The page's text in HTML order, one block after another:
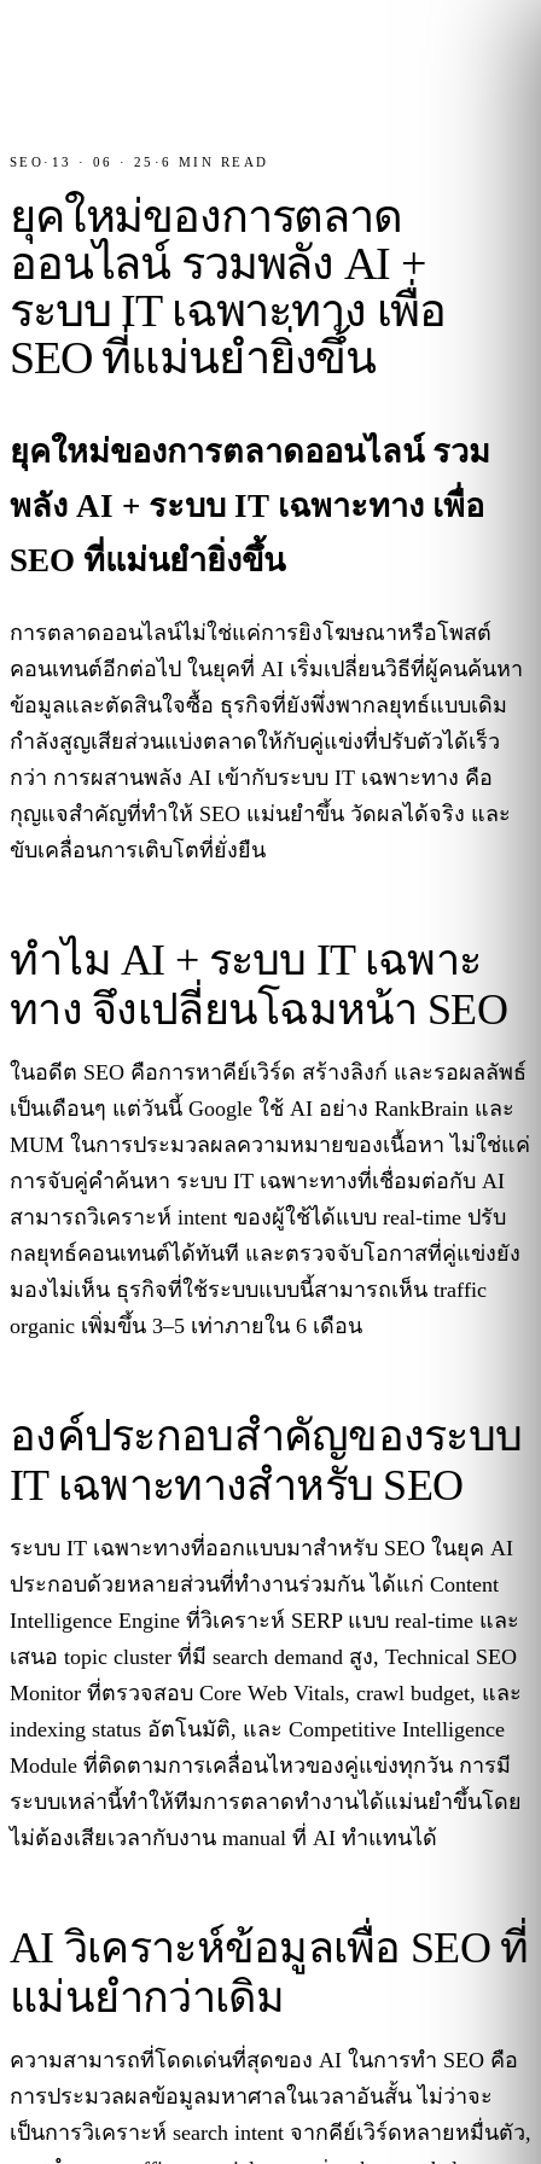
SEO · 13 · 06 · 25 ·6 MIN READ
ยุคใหม่ของการตลาด
ออนไลน์ รวมพลัง AI +
ระบบ IT เฉพาะทาง เพื่อ
SEO ที่แม่นยำยิ่งขึ้น
ยุคใหม่ของการตลาดออนไลน์ รวม
พลัง AI + ระบบ IT เฉพาะทาง เพื่อ
SEO ที่แม่นยำยิ่งขึ้น
การตลาดออนไลน์ไม่ใช่แค่การยิงโฆษณาหรือโพสต์
คอนเทนต์อีกต่อไป ในยุคที่ AI เริ่มเปลี่ยนวิธีที่ผู้คนค้นหา
ข้อมูลและตัดสินใจซื้อ ธุรกิจที่ยังพึ่งพากลยุทธ์แบบเดิม
กำลังสูญเสียส่วนแบ่งตลาดให้กับคู่แข่งที่ปรับตัวได้เร็ว
กว่า การผสานพลัง AI เข้ากับระบบ IT เฉพาะทาง คือ
กุญแจสำคัญที่ทำให้ SEO แม่นยำขึ้น วัดผลได้จริง และ
ขับเคลื่อนการเติบโตที่ยั่งยืน
ทำไม AI + ระบบ IT เฉพาะ
ทาง จึงเปลี่ยนโฉมหน้า SEO
ในอดีต SEO คือการหาคีย์เวิร์ด สร้างลิงก์ และรอผลลัพธ์
เป็นเดือนๆ แต่วันนี้ Google ใช้ AI อย่าง RankBrain และ
MUM ในการประมวลผลความหมายของเนื้อหา ไม่ใช่แค่
การจับคู่คำค้นหา ระบบ IT เฉพาะทางที่เชื่อมต่อกับ AI
สามารถวิเคราะห์ intent ของผู้ใช้ได้แบบ real-time ปรับ
กลยุทธ์คอนเทนต์ได้ทันที และตรวจจับโอกาสที่คู่แข่งยัง
มองไม่เห็น ธุรกิจที่ใช้ระบบแบบนี้สามารถเห็น traffic
organic เพิ่มขึ้น 3–5 เท่าภายใน 6 เดือน
องค์ประกอบสำคัญของระบบ
IT เฉพาะทางสำหรับ SEO
ระบบ IT เฉพาะทางที่ออกแบบมาสำหรับ SEO ในยุค AI
ประกอบด้วยหลายส่วนที่ทำงานร่วมกัน ได้แก่ Content
Intelligence Engine ที่วิเคราะห์ SERP แบบ real-time และ
เสนอ topic cluster ที่มี search demand สูง, Technical SEO
Monitor ที่ตรวจสอบ Core Web Vitals, crawl budget, และ
indexing status อัตโนมัติ, และ Competitive Intelligence
Module ที่ติดตามการเคลื่อนไหวของคู่แข่งทุกวัน การมี
ระบบเหล่านี้ทำให้ทีมการตลาดทำงานได้แม่นยำขึ้นโดย
ไม่ต้องเสียเวลากับงาน manual ที่ AI ทำแทนได้
AI วิเคราะห์ข้อมูลเพื่อ SEO ที่
แม่นยำกว่าเดิม
ความสามารถที่โดดเด่นที่สุดของ AI ในการทำ SEO คือ
การประมวลผลข้อมูลมหาศาลในเวลาอันสั้น ไม่ว่าจะ
เป็นการวิเคราะห์ search intent จากคีย์เวิร์ดหลายหมื่นตัว,